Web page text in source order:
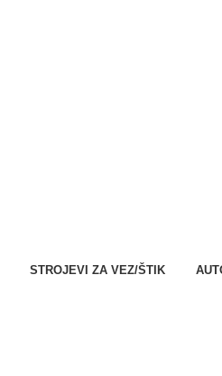
STROJEVI ZA VEZ/ŠTIK